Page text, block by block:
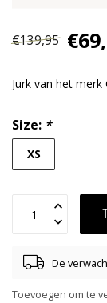
€139,95
Jurk van het
Size: *
XS
De
Toevoegen om te